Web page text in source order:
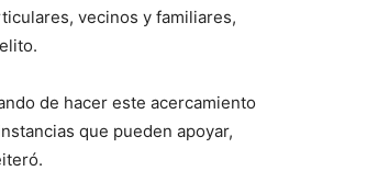
vecinos y familiares,
de hacer este acercamiento
que pueden apoyar,